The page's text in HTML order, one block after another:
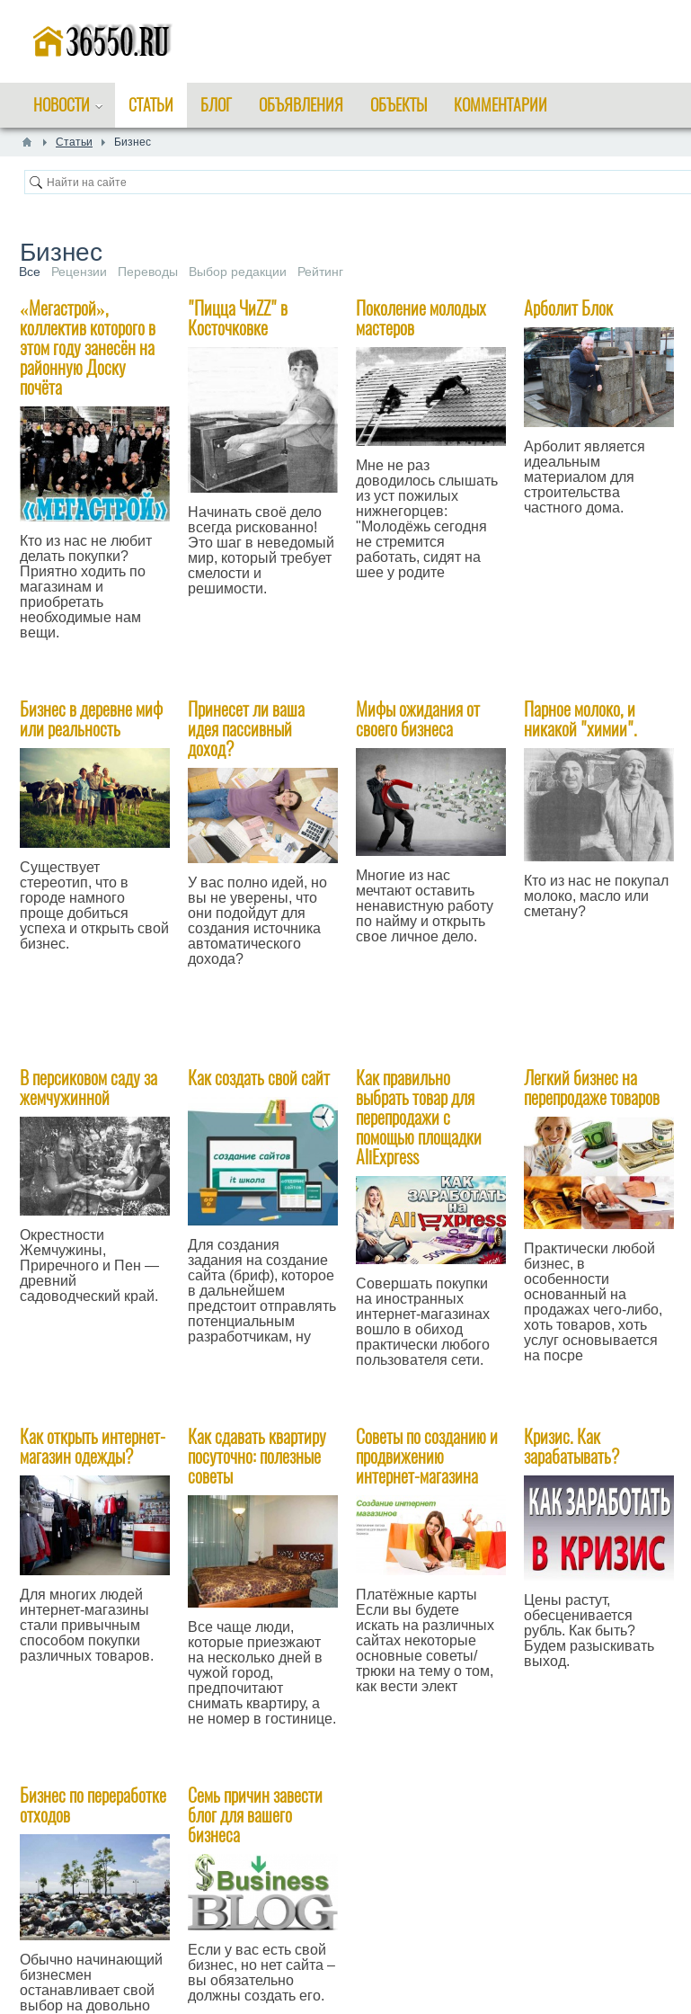
НОВОСТИ СТАТЬИ БЛОГ ОБЪЯВЛЕНИЯ ОБЪЕКТЫ КОММЕНТАРИИ
Статьи Бизнес
Бизнес
Все Рецензии Переводы Выбор редакции Рейтинг
«Мегастрой»,
коллектив которого в
этом году занесён на
районную Доску
почёта
Кто из нас не любит
делать покупки?
Приятно ходить по
магазинам и
приобретать
необходимые нам
вещи.
"Пицца ЧиZZ" в
Косточковке
Начинать своё дело
всегда рискованно!
Это шаг в неведомый
мир, который требует
смелости и
решимости.
Поколение молодых
мастеров
Мне не раз
доводилось слышать
из уст пожилых
нижнегорцев:
"Молодёжь сегодня
не стремится
работать, сидят на
шее у родите
Арболит Блок
Арболит является
идеальным
материалом для
строительства
частного дома.
Бизнес в деревне миф
или реальность
Существует
стереотип, что в
городе намного
проще добиться
успеха и открыть свой
бизнес.
​Принесет ли ваша
идея пассивный
доход?
У вас полно идей, но
вы не уверены, что
они подойдут для
создания источника
автоматического
дохода?
Мифы ожидания от
своего бизнеса
Многие из нас
мечтают оставить
ненавистную работу
по найму и открыть
свое личное дело.
Парное молоко, и
никакой "химии".
Кто из нас не покупал
молоко, масло или
сметану?
В персиковом саду за
жемчужинной
Окрестности
Жемчужины,
Приречного и Пен —
древний
садоводческий край.
Как создать свой сайт
Для создания
задания на создание
сайта (бриф), которое
в дальнейшем
предстоит отправлять
потенциальным
разработчикам, ну
Как правильно
выбрать товар для
перепродажи с
помощью площадки
AliExpress
Совершать покупки
на иностранных
интернет-магазинах
вошло в обиход
практически любого
пользователя сети.
Легкий бизнес на
перепродаже товаров
Практически любой
бизнес, в
особенности
основанный на
продажах чего-либо,
хоть товаров, хоть
услуг основывается
на посре
Как открыть интернет-
магазин одежды?
Для многих людей
интернет-магазины
стали привычным
способом покупки
различных товаров.
Как сдавать квартиру
посуточно: полезные
советы
Все чаще люди,
которые приезжают
на несколько дней в
чужой город,
предпочитают
снимать квартиру, а
не номер в гостинице.
Советы по созданию и
продвижению
интернет-магазина
Платёжные карты
Если вы будете
искать на различных
сайтах некоторые
основные советы/
трюки на тему о том,
как вести элект
Кризис. Как
зарабатывать?
Цены растут,
обесценивается
рубль. Как быть?
Будем разыскивать
выход.
Бизнес по переработке
отходов
Обычно начинающий
бизнесмен
останавливает свой
выбор на довольно
Семь причин завести
блог для вашего
бизнеса
Если у вас есть свой
бизнес, но нет сайта –
вы обязательно
должны создать его.